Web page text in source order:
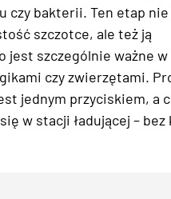
czy bakterii. Ten etap
szczotce, ale też ją
jest szczególnie ważne
czy zwierzętami.
jednym przyciskiem, a
w stacji ładującej –